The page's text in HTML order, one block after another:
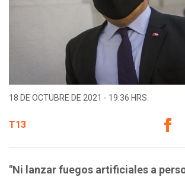
18 DE OCTUBRE DE 2021 - 19:36 HRS.
T13
"Ni lanzar fuegos artificiales a